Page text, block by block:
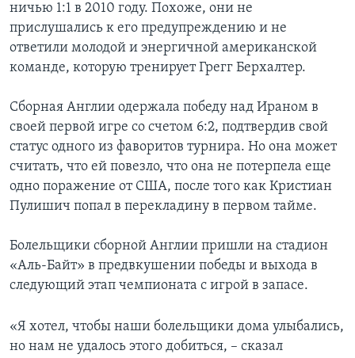
ничью 1:1 в 2010 году. Похоже, они не
прислушались к его предупреждению и не
ответили молодой и энергичной американской
команде, которую тренирует Грегг Берхалтер.
Сборная Англии одержала победу над Ираном в
своей первой игре со счетом 6:2, подтвердив свой
статус одного из фаворитов турнира. Но она может
считать, что ей повезло, что она не потерпела еще
одно поражение от США, после того как Кристиан
Пулишич попал в перекладину в первом тайме.
Болельщики сборной Англии пришли на стадион
«Аль-Байт» в предвкушении победы и выхода в
следующий этап чемпионата с игрой в запасе.
«Я хотел, чтобы наши болельщики дома улыбались,
но нам не удалось этого добиться, – сказал